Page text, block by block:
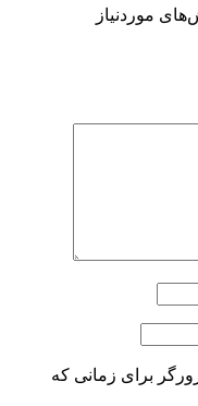
موردنیاز
برای زمانی که